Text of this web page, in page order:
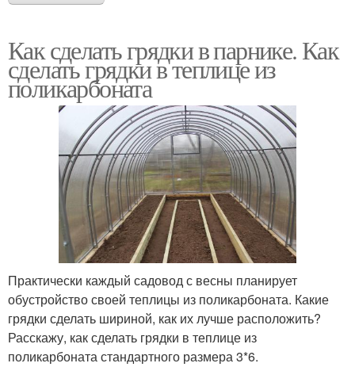
Как сделать грядки в парнике. Как
сделать грядки в теплице из
поликарбоната
Практически каждый садовод с весны планирует
обустройство своей теплицы из поликарбоната. Какие
грядки сделать шириной, как их лучше расположить?
Расскажу, как сделать грядки в теплице из
поликарбоната стандартного размера 3*6.